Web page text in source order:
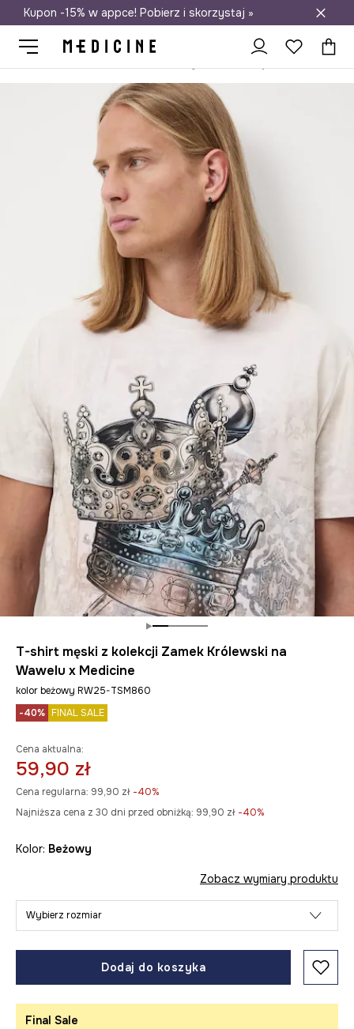
Darmowa dostawa do salonów
Kupon -15% w appce! Pobierz i skorzystaj »
T-shirt męski z kolekcji Zamek Królewski na
Wawelu x Medicine
kolor beżowy RW25-TSM860
-40% FINAL SALE
Cena aktualna:
59,90 zł
Cena regularna: 99,90 zł -40%
Najniższa cena z 30 dni przed obniżką: 99,90 zł -40%
Kolor: beżowy
Zobacz wymiary produktu
Wybierz rozmiar
Dodaj do koszyka
Final Sale